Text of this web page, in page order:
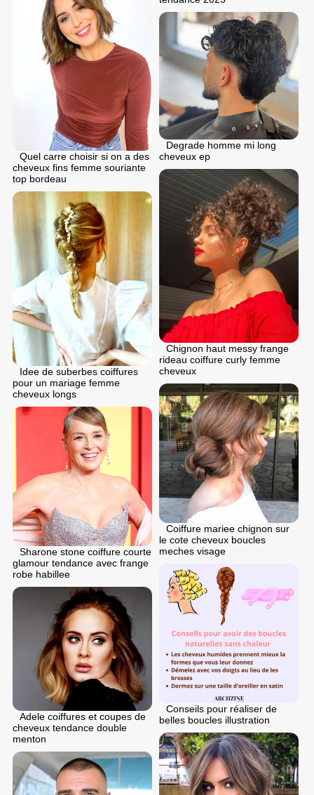
Quel carre choisir si on a des
cheveux fins femme souriante
top bordeau
Degrade homme mi long
cheveux ep
Chignon haut messy frange
rideau coiffure curly femme
cheveux
Idee de suberbes coiffures
pour un mariage femme
cheveux longs
Coiffure mariee chignon sur
le cote cheveux boucles
meches visage
Sharone stone coiffure courte
glamour tendance avec frange
robe habillee
Conseils pour réaliser de
belles boucles illustration
Adele coiffures et coupes de
cheveux tendance double
menton